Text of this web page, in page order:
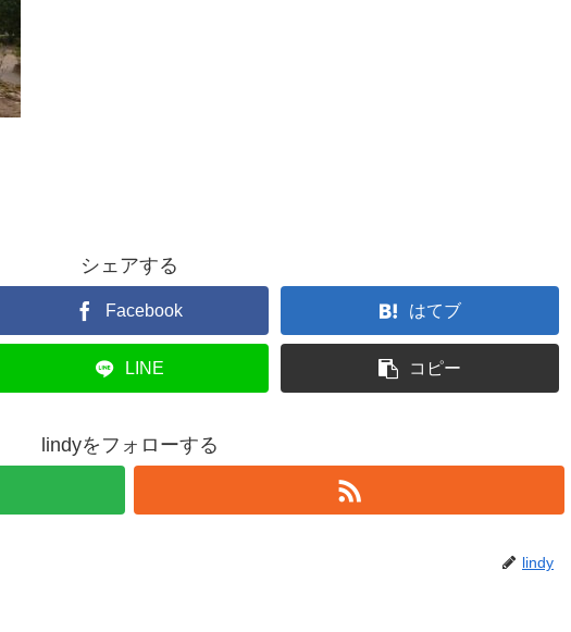
シェアする
Facebook はてブ
LINE コピー
lindyをフォローする
lindy